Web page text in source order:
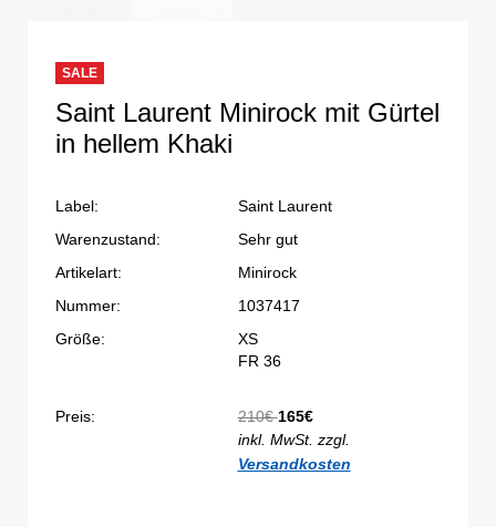
SALE
Saint Laurent Minirock mit Gürtel
in hellem Khaki
Label:
Saint Laurent
Warenzustand:
Sehr gut
Artikelart:
Minirock
Nummer:
1037417
Größe:
XS
FR 36
Preis: 210€165€
inkl. MwSt. zzgl.
Versandkosten